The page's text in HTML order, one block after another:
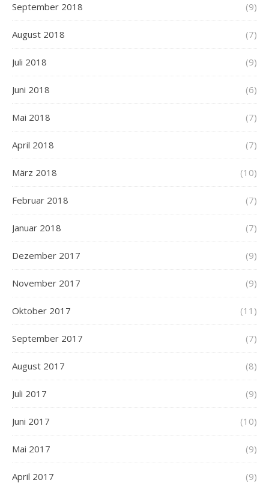
September 2018 (9)
August 2018 (7)
Juli 2018 (9)
Juni 2018 (6)
Mai 2018 (7)
April 2018 (7)
März 2018 (10)
Februar 2018 (7)
Januar 2018 (7)
Dezember 2017 (9)
November 2017 (9)
Oktober 2017 (11)
September 2017 (7)
August 2017 (8)
Juli 2017 (9)
Juni 2017 (10)
Mai 2017 (9)
April 2017 (9)